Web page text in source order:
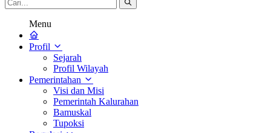
Menu
Profil
Sejarah
Profil Wilayah
Pemerintahan
Visi dan Misi
Pemerintah Kalurahan
Bamuskal
Tupoksi